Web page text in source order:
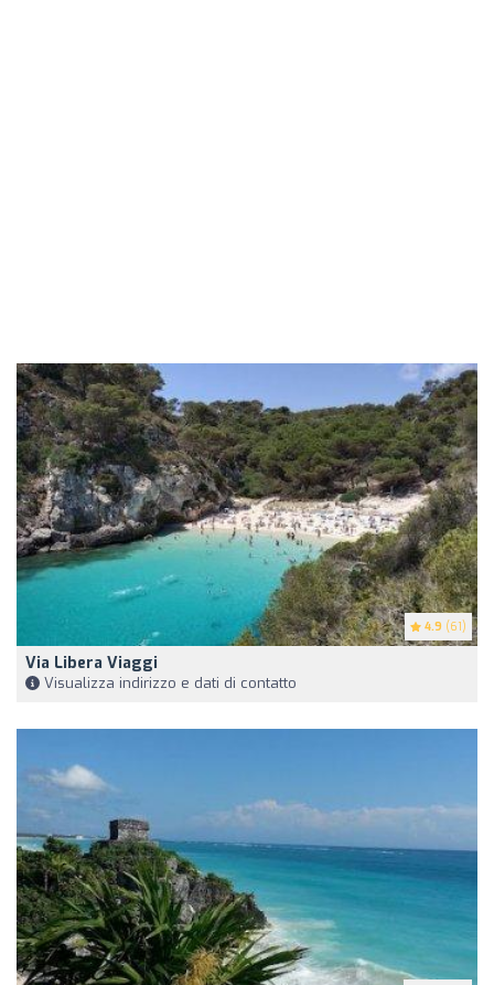
4.9 (61)
Via Libera Viaggi
Visualizza indirizzo e dati di contatto